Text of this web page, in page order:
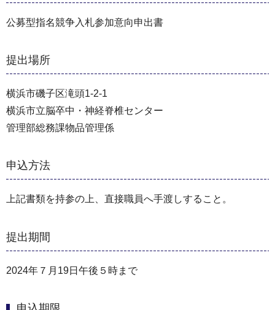
公募型指名競争入札参加意向申出書
提出場所
横浜市磯子区滝頭1-2-1
横浜市立脳卒中・神経脊椎センター
管理部総務課物品管理係
申込方法
上記書類を持参の上、直接職員へ手渡しすること。
提出期間
2024年７月19日午後５時まで